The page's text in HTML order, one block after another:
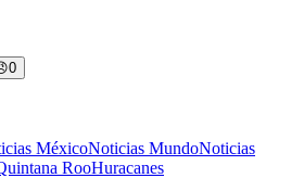
0
MéxicoNoticias MundoNoticias
RooHuracanes